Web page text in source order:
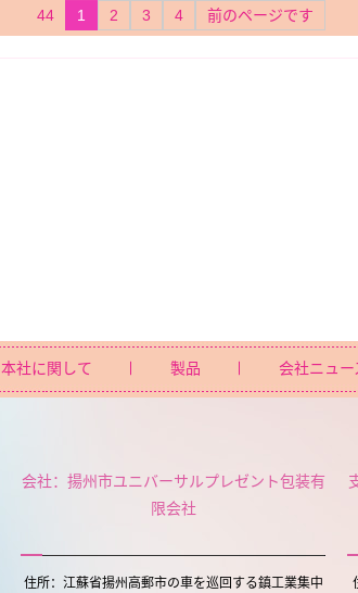
44 1 2 3 4 前のページです
本社に関して 製品 会社ニュー
会社：揚州市ユニバーサルプレゼント包装有
限会社
住所：江蘇省揚州高郵市の車を巡回する鎮工業集中